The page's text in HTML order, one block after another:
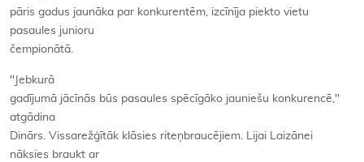
pāris gadus jaunāka par konkurentēm, izcīnīja piekto vietu
pasaules junioru
čempionātā.
"Jebkurā
gadījumā jācīnās būs pasaules spēcīgāko jauniešu konkurencē,"
atgādina
Dinārs. Vissarežģītāk klāsies riteņbraucējiem. Lijai Laizānei
nāksies braukt ar